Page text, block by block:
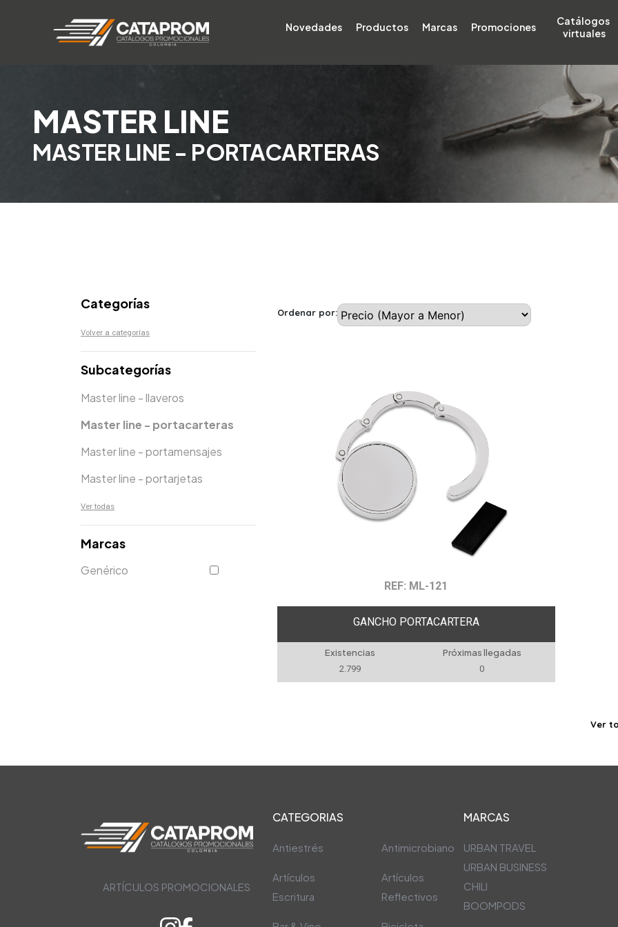
Novedades Productos Marcas Promociones
Catálogos
virtuales
MASTER LINE
MASTER LINE - PORTACARTERAS
Categorías
Volver a categorías
Subcategorías
Master line - llaveros
Master line - portacarteras
Master line - portamensajes
Master line - portarjetas
Ver todas
Marcas
Genérico
Ordenar por:
REF: ML-121
GANCHO PORTACARTERA
Existencias
2.799
Próximas llegadas
0
Ver
ARTÍCULOS PROMOCIONALES
CATEGORIAS
Antiestrés Antimicrobiano
Artículos
Escritura
Artículos
Reflectivos
MARCAS
URBAN TRAVEL
URBAN BUSINESS
CHILI
BOOMPODS